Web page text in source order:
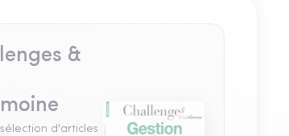
&
d'articles